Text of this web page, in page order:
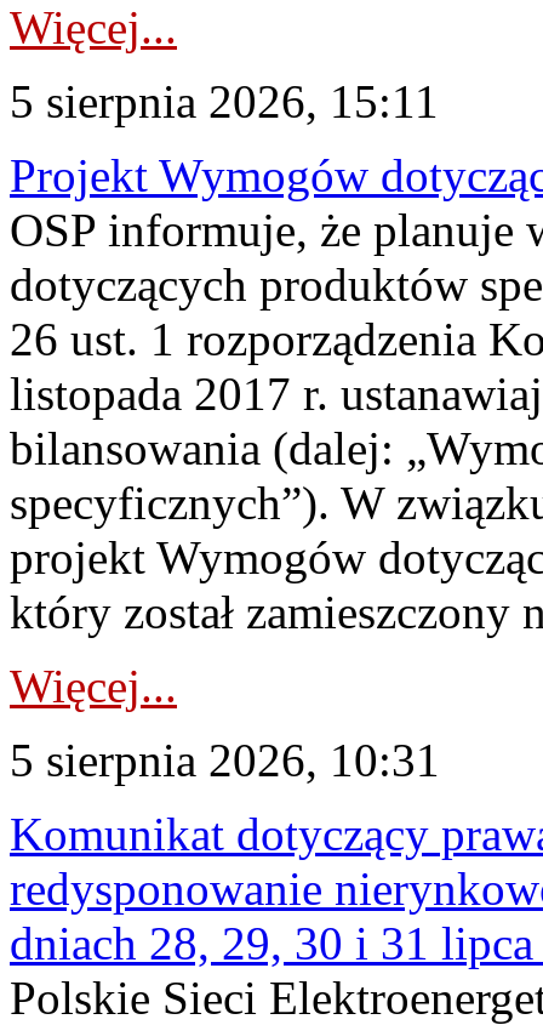
Więcej...
5 sierpnia 2026, 15:11
Projekt Wymogów
OSP informuje, że planuje
dotyczących produktów
26 ust. 1 rozporządzenia
listopada 2017 r.
bilansowania (dalej:
specyficznych”). W
projekt Wymogów
który został zamieszczony
Więcej...
5 sierpnia 2026, 10:31
Komunikat dotyczący
redysponowanie
dniach 28, 29, 30 i 31
Polskie Sieci